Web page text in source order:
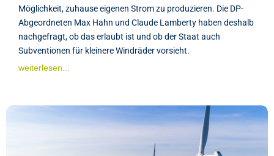
Möglichkeit, zuhause eigenen Strom zu produzieren. Die DP-
Abgeordneten Max Hahn und Claude Lamberty haben deshalb
nachgefragt, ob das erlaubt ist und ob der Staat auch
Subventionen für kleinere Windräder vorsieht.
weiterlesen...